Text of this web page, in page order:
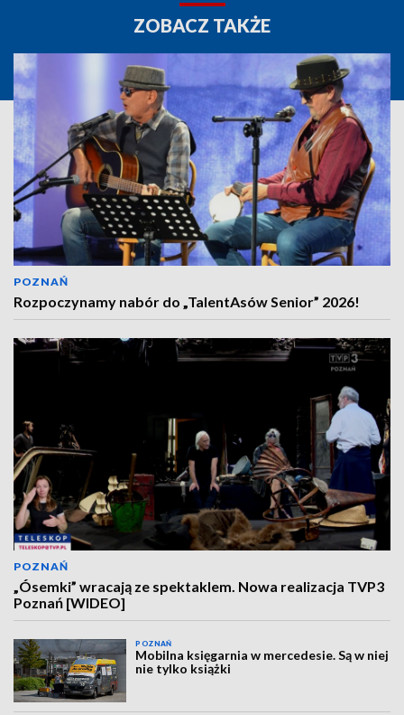
ZOBACZ TAKŻE
POZNAŃ
Rozpoczynamy nabór do „TalentAsów Senior” 2026!
POZNAŃ
„Ósemki” wracają ze spektaklem. Nowa realizacja TVP3
Poznań [WIDEO]
POZNAŃ
Mobilna księgarnia w mercedesie. Są w niej
nie tylko książki